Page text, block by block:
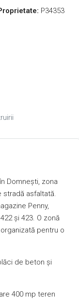
P34353
în Domnești, zona
stradă asfaltată.
Penny,
și 423. O zonă
pentru o
de beton și
400 mp teren